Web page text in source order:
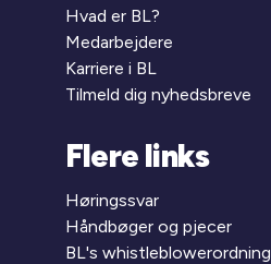
Hvad er BL?
Medarbejdere
Karriere i BL
Tilmeld dig nyhedsbreve
Flere links
Høringssvar
Håndbøger og pjecer
BL's whistleblowerordning